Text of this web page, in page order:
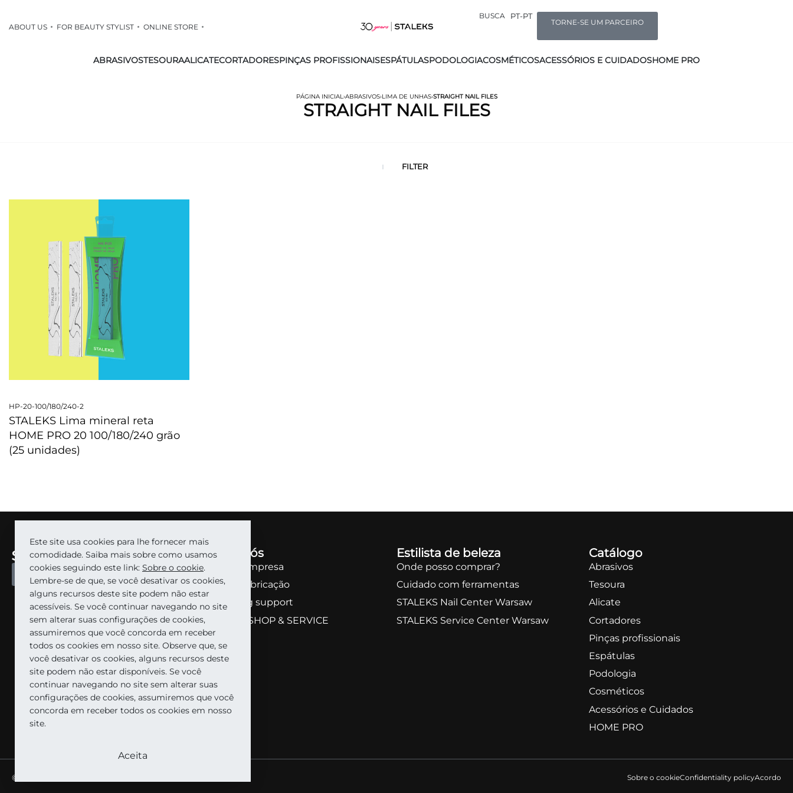
ABOUT US FOR BEAUTY STYLIST ONLINE STORE
BUSCA PT-PT
TORNE-SE UM PARCEIRO
ABRASIVOSTESOURAALICATECORTADORESPINÇAS PROFISSIONAISESPÁTULASPODOLOGIACOSMÉTICOSACESSÓRIOS E CUIDADOSHOME PRO
PÁGINA INICIAL›ABRASIVOS›LIMA DE UNHAS›STRAIGHT NAIL FILES
STRAIGHT NAIL FILES
FILTER
HP-20-100/180/240-2
STALEKS Lima mineral reta
HOME PRO 20 100/180/240 grão
(25 unidades)
TORNE-SE UM PARCEIRO
Sobre nós
Sobre a empresa
Sobre a fabricação
Marketing support
STALEKS SHOP & SERVICE
Estilista de beleza
Onde posso comprar?
Cuidado com ferramentas
STALEKS Nail Center Warsaw
STALEKS Service Center Warsaw
Catálogo
Abrasivos
Tesoura
Alicate
Cortadores
Pinças profissionais
Espátulas
Podologia
Cosméticos
Acessórios e Cuidados
HOME PRO
©STALEKS 2026. Todos os direitos reservados. Sobre o сookieConfidentiality policyAcordo
Este site usa cookies para lhe fornecer mais
comodidade. Saiba mais sobre como usamos
cookies seguindo este link: Sobre o сookie.
Lembre-se de que, se você desativar os cookies,
alguns recursos deste site podem não estar
acessíveis. Se você continuar navegando no site
sem alterar suas configurações de cookies,
assumiremos que você concorda em receber
todos os cookies em nosso site. Observe que, se
você desativar os cookies, alguns recursos deste
site podem não estar disponíveis. Se você
continuar navegando no site sem alterar suas
configurações de cookies, assumiremos que você
concorda em receber todos os cookies em nosso
site.
Aceita